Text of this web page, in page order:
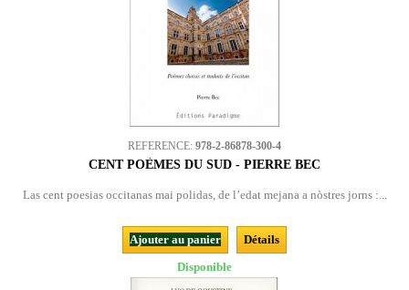
REFERENCE: 978-2-86878-300-4
CENT POÈMES DU SUD - PIERRE BEC
Las cent poesias occitanas mai polidas, de l’edat mejana a nòstres jorns :...
Ajouter au panier
Détails
Disponible